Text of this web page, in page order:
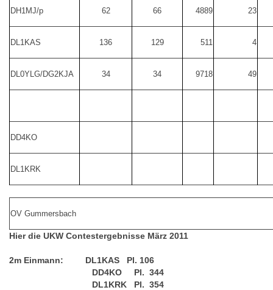
DH1MJ/p 62 66 4889 23
DL1KAS 136 129 511 4
DL0YLG/DG2KJA 34 34 9718 49
DD4KO
DL1KRK
OV Gummersbach
Hier die UKW Contestergebnisse März 2011
2m Einmann: DL1KAS Pl. 106
DD4KO Pl. 344
DL1KRK Pl. 354